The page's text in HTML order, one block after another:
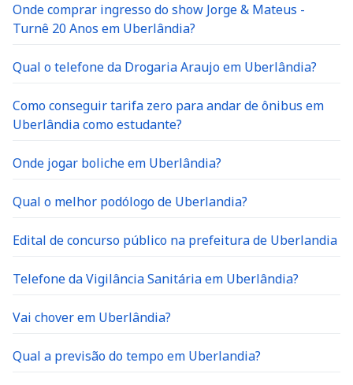
Onde comprar ingresso do show Jorge & Mateus -
Turnê 20 Anos em Uberlândia?
Qual o telefone da Drogaria Araujo em Uberlândia?
Como conseguir tarifa zero para andar de ônibus em
Uberlândia como estudante?
Onde jogar boliche em Uberlândia?
Qual o melhor podólogo de Uberlandia?
Edital de concurso público na prefeitura de Uberlandia
Telefone da Vigilância Sanitária em Uberlândia?
Vai chover em Uberlândia?
Qual a previsão do tempo em Uberlandia?